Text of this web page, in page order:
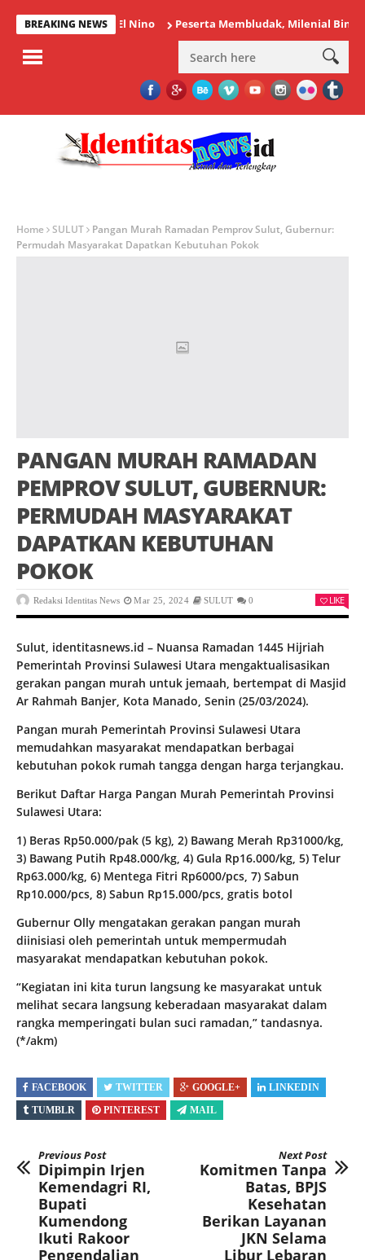
BREAKING NEWS
Dampak El Nino Peserta Membludak, Milenial Bintauna
Home SULUT
Pangan Murah Ramadan Pemprov Sulut, Gubernur:
Permudah Masyarakat Dapatkan Kebutuhan Pokok
PANGAN MURAH RAMADAN
PEMPROV SULUT, GUBERNUR:
PERMUDAH MASYARAKAT
DAPATKAN KEBUTUHAN
POKOK
Redaksi Identitas News Mar 25, 2024 SULUT 0 LIKE
Sulut, identitasnews.id – Nuansa Ramadan 1445 Hijriah
Pemerintah Provinsi Sulawesi Utara mengaktualisasikan
gerakan pangan murah untuk jemaah, bertempat di Masjid
Ar Rahmah Banjer, Kota Manado, Senin (25/03/2024).
Pangan murah Pemerintah Provinsi Sulawesi Utara
memudahkan masyarakat mendapatkan berbagai
kebutuhan pokok rumah tangga dengan harga terjangkau.
Berikut Daftar Harga Pangan Murah Pemerintah Provinsi
Sulawesi Utara:
1) Beras Rp50.000/pak (5 kg), 2) Bawang Merah Rp31000/kg,
3) Bawang Putih Rp48.000/kg, 4) Gula Rp16.000/kg, 5) Telur
Rp63.000/kg, 6) Mentega Fitri Rp6000/pcs, 7) Sabun
Rp10.000/pcs, 8) Sabun Rp15.000/pcs, gratis botol
Gubernur Olly mengatakan gerakan pangan murah
diinisiasi oleh pemerintah untuk mempermudah
masyarakat mendapatkan kebutuhan pokok.
“Kegiatan ini kita turun langsung ke masyarakat untuk
melihat secara langsung keberadaan masyarakat dalam
rangka memperingati bulan suci ramadan,” tandasnya.
(*/akm)
FACEBOOK TWITTER GOOGLE+
LINKEDIN
TUMBLR
PINTEREST MAIL
Previous Post
Dipimpin Irjen
Kemendagri RI,
Bupati
Kumendong
Ikuti Rakoor
Pengendalian
Next Post
Komitmen Tanpa
Batas, BPJS
Kesehatan
Berikan Layanan
JKN Selama
Libur Lebaran